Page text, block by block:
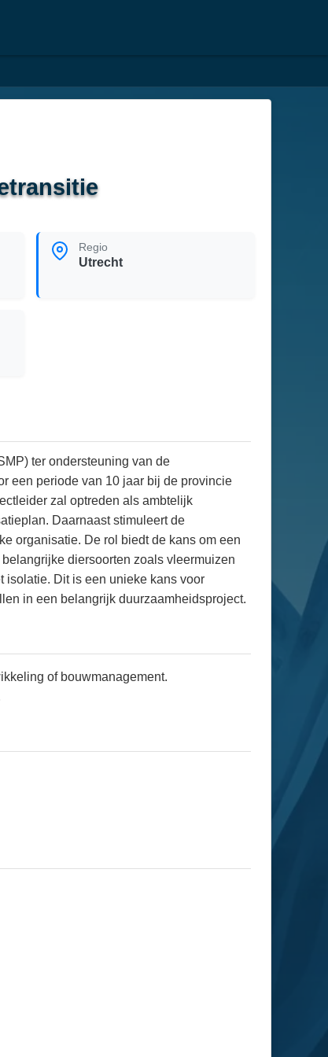
Regio
Utrecht
ter ondersteuning van de
een periode van 10 jaar bij de provincie
zal optreden als ambtelijk
Daarnaast stimuleert de
organisatie. De rol biedt de kans om een
diersoorten zoals vleermuizen
isolatie. Dit is een unieke kans voor
in een belangrijk duurzaamheidsproject.
of bouwmanagement.